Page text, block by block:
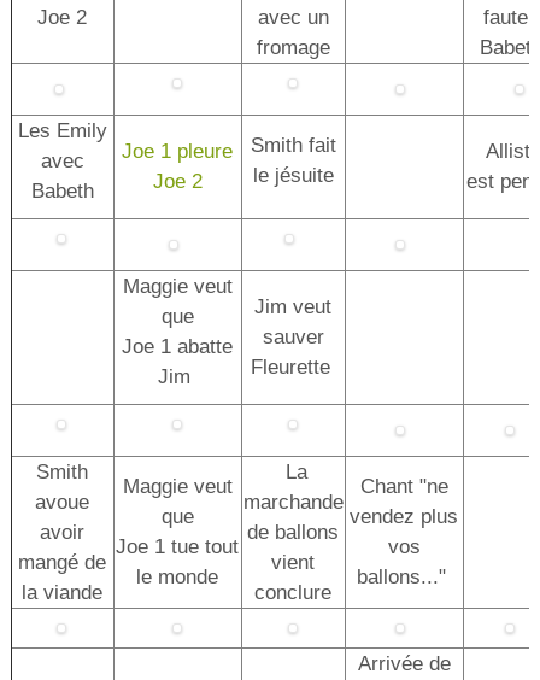
Joe 2
avec un
fromage
faute
Les Emily
avec
Babeth
Joe 1 pleure
Joe 2
Smith fait
le jésuite
est
Maggie veut
que
Joe 1 abatte
Jim
Jim veut
sauver
Fleurette
Smith
avoue
avoir
mangé de
la viande
Maggie veut
que
Joe 1 tue tout
le monde
La
marchande
de ballons
vient
conclure
Chant "ne
vendez plus
vos
ballons..."
Arrivée de